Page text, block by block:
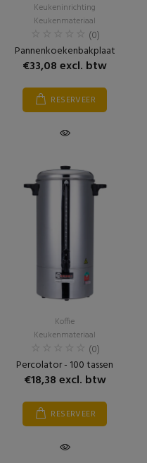
Keukeninrichting
Keukenmateriaal
(0)
Pannenkoekenbakplaat
€33,08 excl. btw
RESERVEER
Koffie
Keukenmateriaal
(0)
Percolator - 100 tassen
€18,38 excl. btw
RESERVEER